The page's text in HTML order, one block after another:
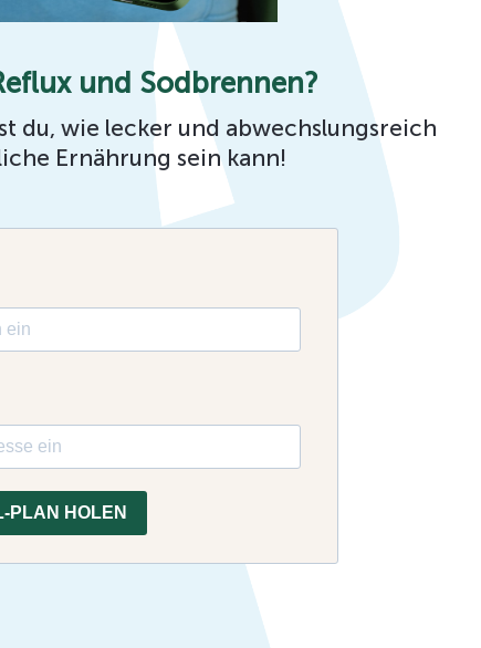
und Sodbrennen?
du, wie lecker und abwechslungsreich
Ernährung sein kann!
PLAN HOLEN